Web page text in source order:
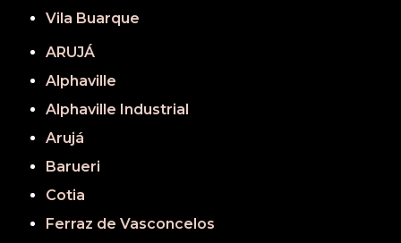
Vila Buarque
ARUJÁ
Alphaville
Alphaville Industrial
Arujá
Barueri
Cotia
Ferraz de Vasconcelos